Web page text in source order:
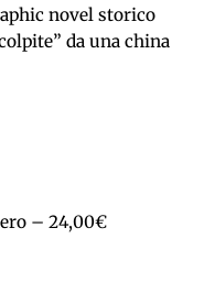
novel storico
da una china
– 24,00€